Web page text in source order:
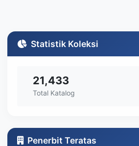
Statistik Koleksi
21,433
Total Katalog
Penerbit Teratas